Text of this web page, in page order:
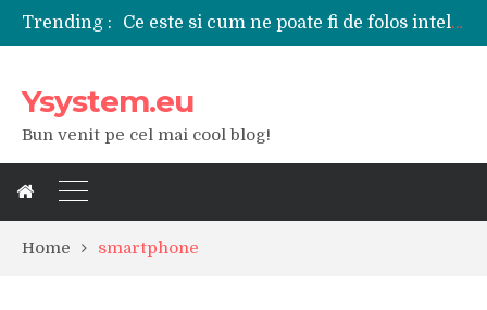
Trending :
Tipuri de polizoare de care este nevoie intr-un atelier
Utilizarea diferitelor jucarii sexuale in viata de cuplu
Modul in care a evoluat tehnologia in ultimul secol
Ysystem.eu
Bun venit pe cel mai cool blog!
Home smartphone